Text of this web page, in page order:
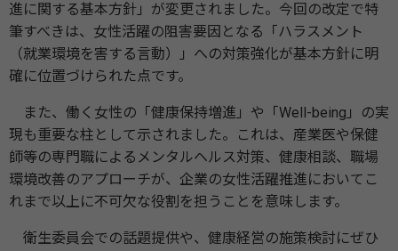
進に関する基本方針」が変更されました。今回の改定で特
筆すべきは、女性活躍の阻害要因となる「ハラスメント
（就業環境を害する言動）」への対策強化が基本方針に明
確に位置づけられた点です。
また、働く女性の「健康保持増進」や「Well-being」の実
現も重要な柱として示されました。これは、産業医や保健
師等の専門職によるメンタルヘルス対策、健康相談、職場
環境改善のアプローチが、企業の女性活躍推進においてこ
れまで以上に不可欠な役割を担うことを意味します。
衛生委員会での話題提供や、健康経営の施策検討にぜひ